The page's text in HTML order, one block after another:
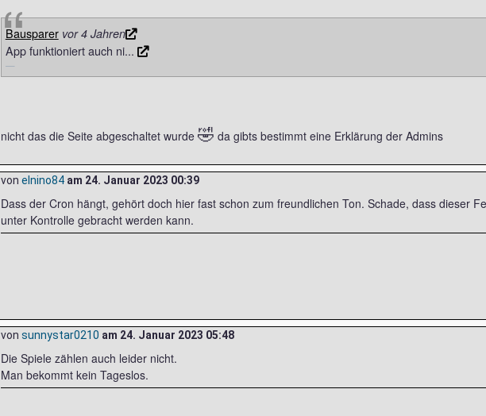
Bausparer vor 4 Jahren
App funktioniert auch ni...
nicht das die Seite abgeschaltet wurde 🤣 da gibts bestimmt eine Erklärung der Admins
von elnino84am 24. Januar 2023 00:39
Dass der Cron hängt, gehört doch hier fast schon zum freundlichen Ton. Schade, dass dieser
unter Kontrolle gebracht werden kann.
von sunnystar0210 am 24. Januar 2023 05:48
Die Spiele zählen auch leider nicht.
Man bekommt kein Tageslos.